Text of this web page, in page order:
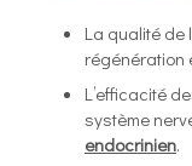
La qualité de
régénération
L’efficacité
système
endocrinien.